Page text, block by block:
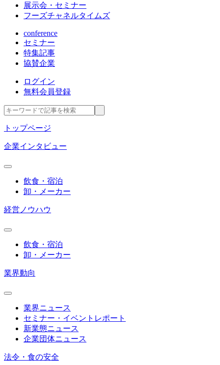
展示会・セミナー
フーズチャネルタイムズ
conference
セミナー
特集記事
協賛企業
ログイン
無料会員登録
トップページ
企業インタビュー
飲食・宿泊
卸・メーカー
経営ノウハウ
飲食・宿泊
卸・メーカー
業界動向
業界ニュース
セミナー・イベントレポート
新業態ニュース
企業団体ニュース
法令・食の安全